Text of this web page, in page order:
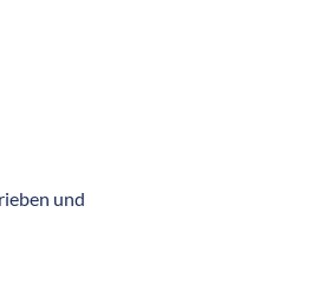
und